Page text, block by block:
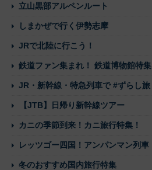
立山黒部アルペンルート
しまかぜで行く伊勢志摩
JRで北陸に行こう！
鉄道ファン集まれ！ 鉄道博物館特集
JR・新幹線・特急列車で #ずらし旅
【JTB】日帰り新幹線ツアー
カニの季節到来！カニ旅行特集！
レッツゴー四国！アンパンマン列車
冬のおすすめ国内旅行特集